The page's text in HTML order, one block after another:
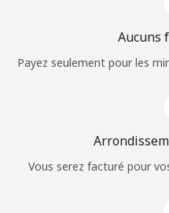
Aucuns
Payez seulement pour les
Vous serez facturé pour